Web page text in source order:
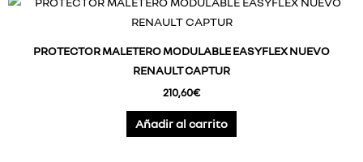
PROTECTOR MALETERO MODULABLE EASYFLEX NUEVO
RENAULT CAPTUR
210,60€
Añadir al carrito